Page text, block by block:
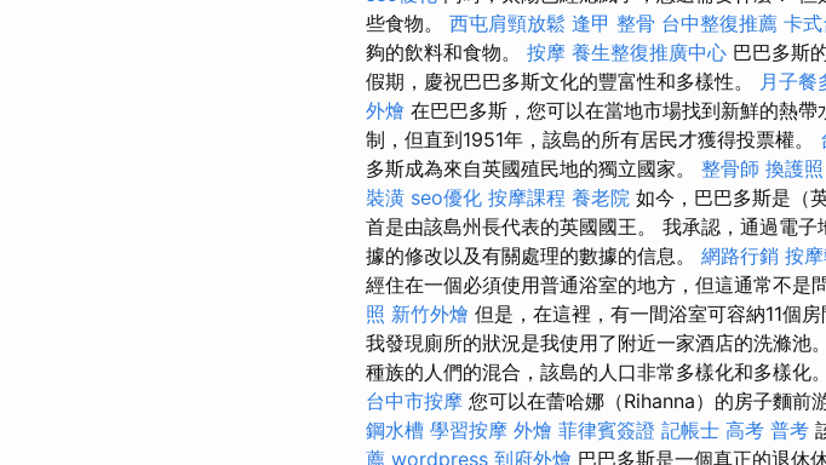
些食物。 西屯肩頸放鬆 逢甲 整骨 台中整復推薦 卡
夠的飲料和食物。 按摩 養生整復推廣中心 巴巴多斯
假期，慶祝巴巴多斯文化的豐富性和多樣性。
月子餐
外燴 在巴巴多斯，您可以在當地市場找到新鮮的熱
制，但直到1951年，該島的所有居民才獲得投票權。
多斯成為來自英國殖民地的獨立國家。 整骨師 換護照
裝潢 seo優化 按摩課程 養老院 如今，巴巴多斯是（
首是由該島州長代表的英國國王。 我承認，通過電
據的修改以及有關處理的數據的信息。 網路行銷 按
經住在一個必須使用普通浴室的地方，但這通常不是
照 新竹外燴 但是，在這裡，有一間浴室可容納11個
我發現廁所的狀況是我使用了附近一家酒店的洗滌池。
種族的人們的混合，該島的人口非常多樣化和多樣化
台中市按摩 您可以在蕾哈娜（Rihanna）的房子麵前
鋼水槽 學習按摩 外燴 菲律賓簽證 記帳士 高考 普考
薦 wordpress 到府外燴 巴巴多斯是一個真正的退休